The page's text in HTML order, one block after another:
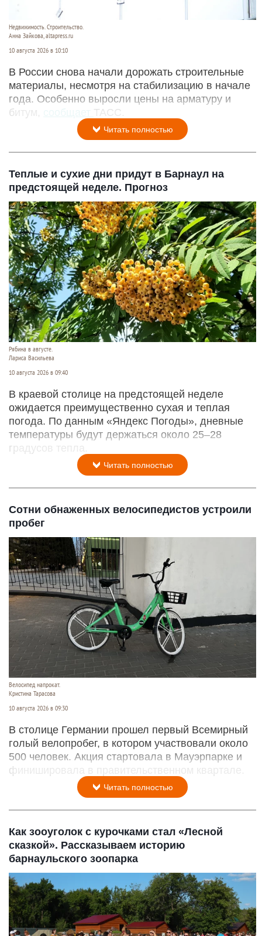
Недвижимость. Строительство.
Анна Зайкова, altapress.ru
10 августа 2026 в 10:10
В России снова начали дорожать строительные
материалы, несмотря на стабилизацию в начале
года. Особенно выросли цены на арматуру и
битум,
сообщает ТАСС.
Читать полностью
Теплые и сухие дни придут в Барнаул на
предстоящей неделе. Прогноз
Рябина в августе.
Лариса Васильева
10 августа 2026 в 09:40
В краевой столице на предстоящей неделе
ожидается преимущественно сухая и теплая
погода. По данным «Яндекс Погоды», дневные
температуры будут держаться около 25–28
градусов тепла.
Читать полностью
Сотни обнаженных велосипедистов устроили
пробег
Велосипед напрокат.
Кристина Тарасова
10 августа 2026 в 09:30
В столице Германии прошел первый Всемирный
голый велопробег, в котором участвовали около
500 человек. Акция стартовала в Мауэрпарке и
финишировала в правительственном квартале.
Читать полностью
Как зооуголок с курочками стал «Лесной
сказкой». Рассказываем историю
барнаульского зоопарка